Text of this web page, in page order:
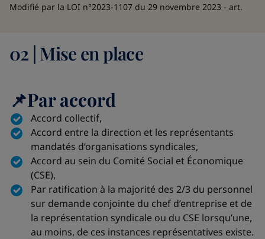
Modifié par la LOI n°2023-1107 du 29 novembre 2023 - art.
02 | Mise en place
📌Par accord
Accord collectif,
Accord entre la direction et les représentants
mandatés d’organisations syndicales,
Accord au sein du Comité Social et Économique
(CSE),
Par ratification à la majorité des 2/3 du personnel
sur demande conjointe du chef d’entreprise et de
la représentation syndicale ou du CSE lorsqu’une,
au moins, de ces instances représentatives existe.